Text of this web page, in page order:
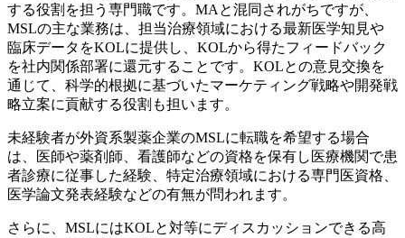
する役割を担う専門職です。MAと混同されがちですが、
MSLの主な業務は、担当治療領域における最新医学知見や
臨床データをKOLに提供し、KOLから得たフィードバック
を社内関係部署に還元することです。KOLとの意見交換を
通じて、科学的根拠に基づいたマーケティング戦略や開発戦
略立案に貢献する役割も担います。
未経験者が外資系製薬企業のMSLに転職を希望する場合
は、医師や薬剤師、看護師などの資格を保有し医療機関で患
者診療に従事した経験、特定治療領域における専門医資格、
医学論文発表経験などの有無が問われます。
さらに、MSLにはKOLと対等にディスカッションできる高